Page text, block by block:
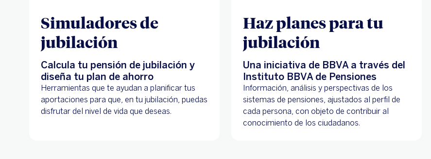
Simuladores de
jubilación
Calcula tu pensión de jubilación y
diseña tu plan de ahorro
Herramientas que te ayudan a planificar tus
aportaciones para que, en tu jubilación, puedas
disfrutar del nivel de vida que deseas.
Haz planes para tu
jubilación
Una iniciativa de BBVA a través del
Instituto BBVA de Pensiones
Información, análisis y perspectivas de los
sistemas de pensiones, ajustados al perfil de
cada persona, con objeto de contribuir al
conocimiento de los ciudadanos.